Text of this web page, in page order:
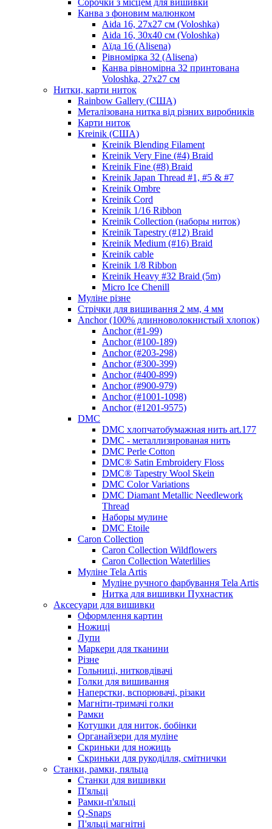
Канва з фоновим малюнком
Aida 16, 27х27 см (Voloshka)
Aida 16, 30х40 см (Voloshka)
Аїда 16 (Alisena)
Рівномірка 32 (Alisena)
Канва рівномірна 32 принтована
Voloshka, 27х27 см
Нитки, карти ниток
Rainbow Gallery (США)
Металізована нитка від різних виробників
Карти ниток
Kreinik (США)
Kreinik Blending Filament
Kreinik Very Fine (#4) Braid
Kreinik Fine (#8) Braid
Kreinik Japan Thread #1, #5 & #7
Kreinik Ombre
Kreinik Cord
Kreinik 1/16 Ribbon
Kreinik Collection (наборы ниток)
Kreinik Tapestry (#12) Braid
Kreinik Medium (#16) Braid
Kreinik cable
Kreinik 1/8 Ribbon
Kreinik Heavy #32 Braid (5m)
Micro Ice Chenill
Муліне різне
Стрічки для вишивання 2 мм, 4 мм
Anchor (100% длинноволокнистый хлопок)
Anchor (#1-99)
Anchor (#100-189)
Anchor (#203-298)
Anchor (#300-399)
Anchor (#400-899)
Anchor (#900-979)
Anchor (#1001-1098)
Anchor (#1201-9575)
DMC
DMC хлопчатобумажная нить art.177
DMC - металлизированая нить
DMC Perle Cotton
DMC® Satin Embroidery Floss
DMC® Tapestry Wool Skein
DMC Color Variations
DMC Diamant Metallic Needlework
Thread
Наборы мулине
DMC Etoile
Caron Collection
Caron Collection Wildflowers
Caron Collection Waterlilies
Муліне Tela Artis
Муліне ручного фарбування Tela Artis
Нитка для вишивки Пухнастик
Аксесуари для вишивки
Оформлення картин
Ножиці
Лупи
Маркери для тканини
Різне
Гольниці, нитковдівачі
Голки для вишивання
Наперстки, вспорювачі, різаки
Магніти-тримачі голки
Рамки
Котушки для ниток, бобінки
Органайзери для муліне
Скриньки для ножиць
Скриньки для рукоділля, смітнички
Станки, рамки, пяльца
Станки для вишивки
П'яльці
Рамки-п'яльці
Q-Snaps
П'яльці магнітні